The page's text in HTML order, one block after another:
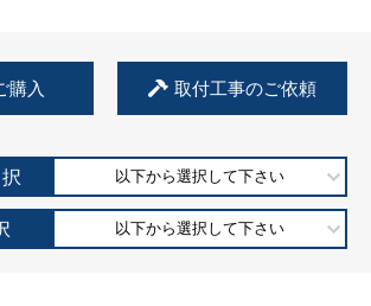
購入 取付工事のご依頼
以下から選択して下さい
以下から選択して下さい